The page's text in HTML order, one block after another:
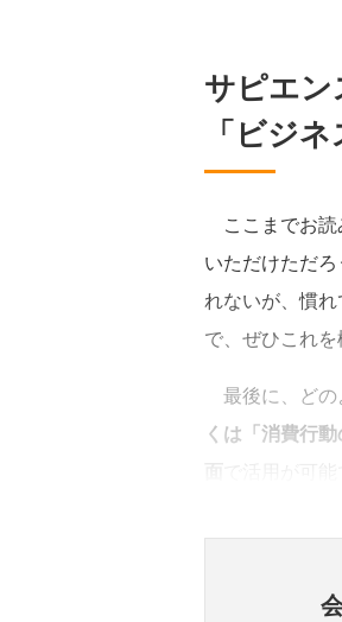
サピエン
「ビジ
ここまでお読
いただけただ
れないが、慣
で、ぜひこれ
最後に、どの
くは「消費行